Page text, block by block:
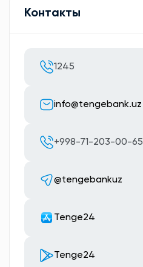
Контакты
1245
info@tengebank.uz
+998-71-203-00-65
@tengebankuz
Tenge24
Tenge24